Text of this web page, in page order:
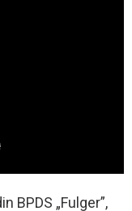
BPDS „Fulger”,